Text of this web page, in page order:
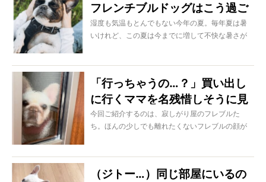
フレンチブルドッグはこう過ご
す！
湿度も気温もとんでもない今年の夏。毎年夏は暑
いけれど、この夏は今までに増して不快な暑さが
さんも多いはず。日差しがないだけでも体感的に
快適な夜は、昼間と比べるとブヒたちも幾分過ご
しやすそうです。夏の間は夜のお散歩や一緒に過
ごす時間を充実させることで、お家で過ごす時間
「行っちゃうの…？」買い出し
に行くママを名残惜しそうに見
送るフレブル。可愛すぎるな
【動画】
今回ご紹介するのは、寂しがり屋のフレブルた
ち。ほんの少しでも離れたくないフレブルの顔が
（ジトー…）同じ部屋にいるの